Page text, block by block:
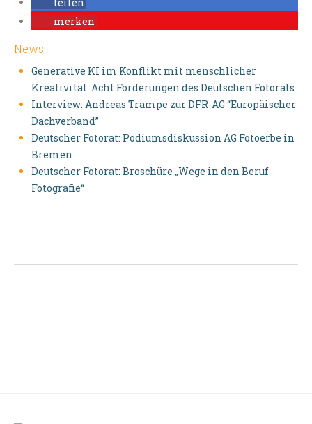
merken
News
Generative KI im Konflikt mit menschlicher
Kreativität: Acht Forderungen des Deutschen Fotorats
Interview: Andreas Trampe zur DFR-AG “Europäischer
Dachverband”
Deutscher Fotorat: Podiumsdiskussion AG Fotoerbe in
Bremen
Deutscher Fotorat: Broschüre „Wege in den Beruf
Fotografie“